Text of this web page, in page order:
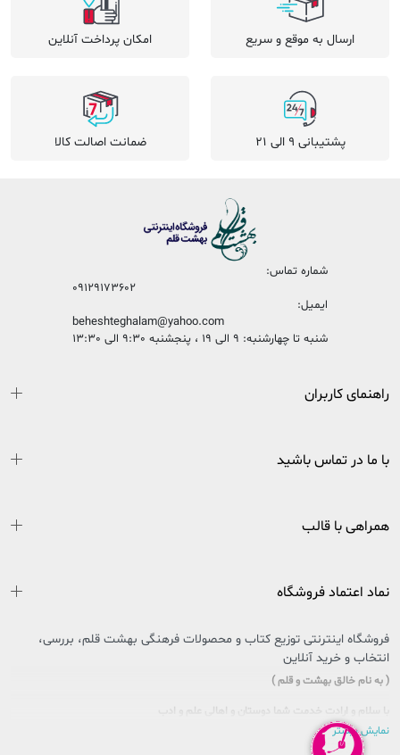
ارسال به موقع و سریع امکان پرداخت آنلاین
پشتیبانی 9 الی 21 ضمانت اصالت کالا
شماره تماس:
09129173602
ایمیل:
beheshteghalam@yahoo.com
شنبه تا چهارشنبه: 9 الی 19 ، پنجشنبه 9:30 الی 13:30
راهنمای کاربران
با ما در تماس باشید
همراهی با قالب
نماد اعتماد فروشگاه
فروشگاه اینترنتی توزیع کتاب و محصولات فرهنگی بهشت قلم، بررسی،
انتخاب و خرید آنلاین
( به نام خالق بهشت و قلم )
با سلام و ارادت خدمت شما دوستان و اهالی علم و ادب
سایتی را که در پیش روی دارید حاصل تلاش بی وقفه جمعی از جوانان اهل فرهنگ و کتاب
نمایش بیشتر